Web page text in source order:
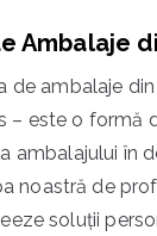
Ambalaje
de ambalaje
– este o formă
ambalajului în
noastră de
soluții